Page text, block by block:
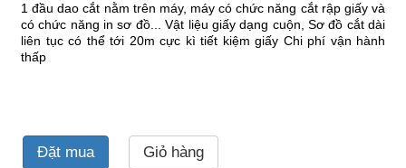
1 đầu dao cắt nằm trên máy, máy có chức năng cắt rập giấy và
có chức năng in sơ đồ... Vật liệu giấy dạng cuộn, Sơ đồ cắt dài
liên tục có thể tới 20m cực kì tiết kiệm giấy Chi phí vận hành
thấp
Đặt mua Giỏ hàng